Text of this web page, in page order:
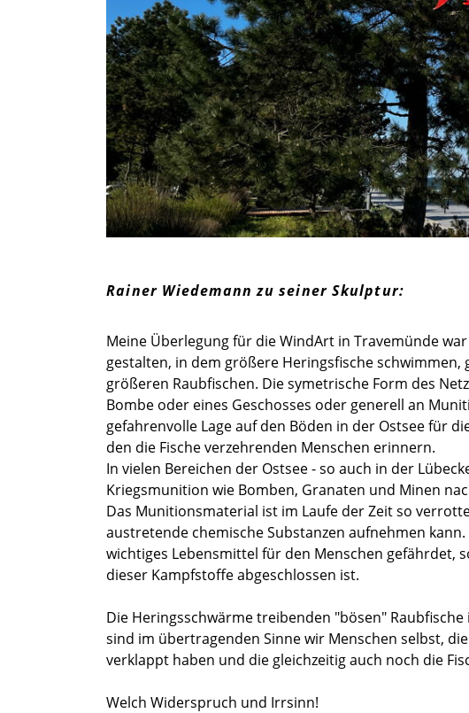
Rainer Wiedemann zu seiner Skulptur:
Meine Überlegung für die WindArt in Travemünde
gestalten, in dem größere Heringsfische
größeren Raubfischen. Die symetrische Form des
Bombe oder eines Geschosses oder generell an
gefahrenvolle Lage auf den Böden in der Ostsee für
den die Fische verzehrenden Menschen erinnern.
In vielen Bereichen der Ostsee - so auch in der
Kriegsmunition wie Bomben, Granaten und Minen
Das Munitionsmaterial ist im Laufe der Zeit so
austretende chemische Substanzen aufnehmen
wichtiges Lebensmittel für den Menschen gefährdet,
dieser Kampfstoffe abgeschlossen ist.
Die Heringsschwärme treibenden "bösen"
sind im übertragenden Sinne wir Menschen selbst,
verklappt haben und die gleichzeitig auch noch die
Welch Widerspruch und Irrsinn!